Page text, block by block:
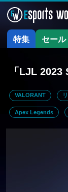
特集 セール
「LJL 2023
VALORANT
Apex Legends